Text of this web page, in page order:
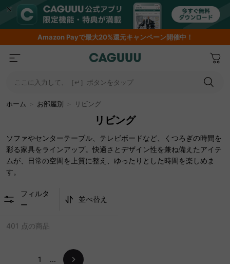
AmazonPayで最大20%還元キャンペーン開催中！
ここに入力して、［↵］ボタンをタップ
ホーム お部屋別 リビング
リビング
ソファやセンターテーブル、テレビボードなど、くつろぎの時間を
彩る家具をラインアップ。快適さとデザイン性を兼ね備えたアイテ
ムが、日常の空間を上質に整え、ゆったりとした時間を楽しめま
す。
フィルタ
ー
並べ替え
401 点の商品
1 ...